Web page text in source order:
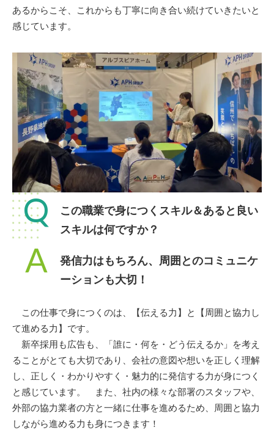
あるからこそ、これからも丁寧に向き合い続けていきたいと
感じています。
Q
この職業で身につくスキル＆あると良い
スキルは何ですか？
A
発信力はもちろん、周囲とのコミュニケ
ーションも大切！
この仕事で身につくのは、【伝える力】と【周囲と協力し
て進める力】です。
新卒採用も広告も、「誰に・何を・どう伝えるか」を考え
ることがとても大切であり、会社の意図や想いを正しく理解
し、正しく・わかりやすく・魅力的に発信する力が身につく
と感じています。 また、社内の様々な部署のスタッフや、
外部の協力業者の方と一緒に仕事を進めるため、周囲と協力
しながら進める力も身につきます！